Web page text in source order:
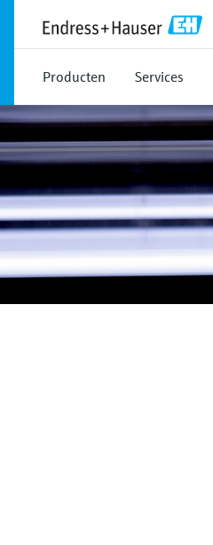
Producten Services